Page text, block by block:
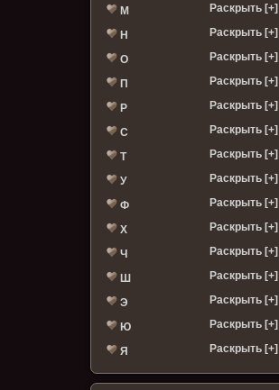
М Раскрыть [+]
Н Раскрыть [+]
О Раскрыть [+]
П Раскрыть [+]
Р Раскрыть [+]
С Раскрыть [+]
Т Раскрыть [+]
У Раскрыть [+]
Ф Раскрыть [+]
Х Раскрыть [+]
Ч Раскрыть [+]
Ш Раскрыть [+]
Э Раскрыть [+]
Ю Раскрыть [+]
Я Раскрыть [+]